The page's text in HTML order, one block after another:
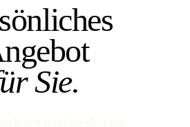
Sie.